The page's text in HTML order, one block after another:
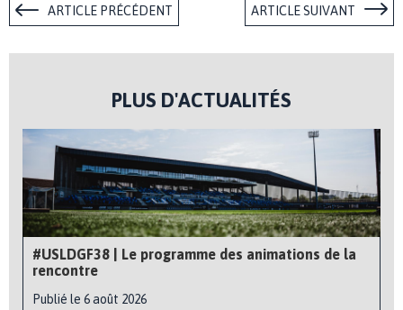
ARTICLE PRÉCÉDENT ARTICLE SUIVANT
PLUS D'ACTUALITÉS
#USLDGF38 | Le programme des animations de la
rencontre
Publié le 6 août 2026